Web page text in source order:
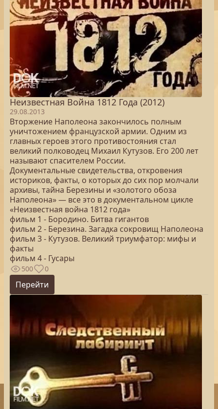
Неизвестная Война 1812 Года (2012)
29.08.2013
Вторжение Наполеона закончилось полным
уничтожением французской армии. Одним из
главных героев этого противостояния стал
великий полководец Михаил Кутузов. Его 200 лет
называют спасителем России.
Документальные свидетельства, откровения
историков, факты, о которых до сих пор молчали
архивы, тайна Березины и «золотого обоза
Наполеона» — все это в документальном цикле
«Неизвестная война 1812 года»
фильм 1 - Бородино. Битва гигантов
фильм 2 - Березина. Загадка сокровищ Наполеона
фильм 3 - Кутузов. Великий триумфатор: мифы и
факты
фильм 4 - Гусары
500 0
Перейти